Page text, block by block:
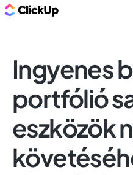
Ingyenes
portfólió
eszközök